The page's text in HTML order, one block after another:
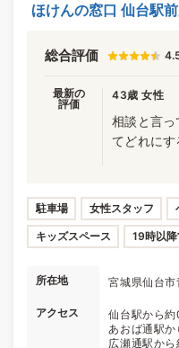
ほけんの窓口 仙台駅
総合評価
最新の
評価
43歳 女性
相談と言
てどれに
駐車場 女性スタッフ
キッズスペース 19時以
所在地 宮城県仙台
アクセス
仙台駅から
あおば通駅
広瀬通駅か